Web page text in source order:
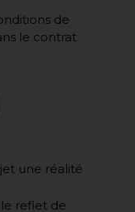
de
le contrat
une réalité
reflet de